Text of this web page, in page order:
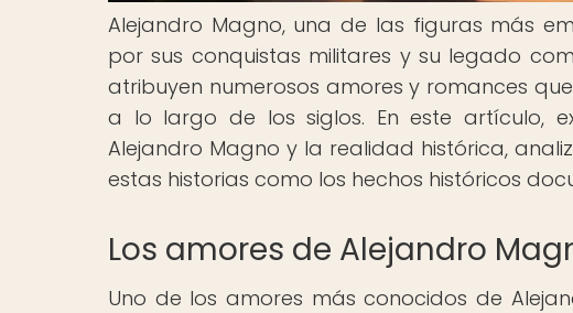
Alejandro Magno, una de las figuras más
por sus conquistas militares y su legado
atribuyen numerosos amores y romances
a lo largo de los siglos. En este artículo,
Alejandro Magno y la realidad histórica,
estas historias como los hechos históricos
Los amores de Alejandro
Uno de los amores más conocidos de